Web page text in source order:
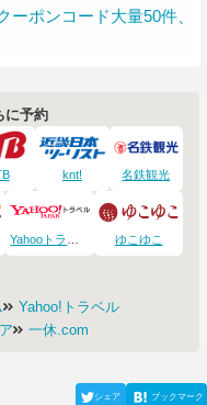
ーポンコード大量50件、
に予約
knt! 名鉄観光
ゆこゆこ
Yahoo!トラベル
一休.com
シェア ブックマーク